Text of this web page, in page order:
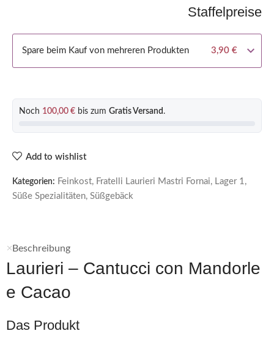
Staffelpreise
Spare beim Kauf von mehreren Produkten 3,90 €
Noch 100,00 € bis zum Gratis Versand .
Add to wishlist
Kategorien: Feinkost, Fratelli Laurieri Mastri Fornai, Lager 1,
Süße Spezialitäten, Süßgebäck
Beschreibung
Laurieri – Cantucci con Mandorle
e Cacao
Das Produkt